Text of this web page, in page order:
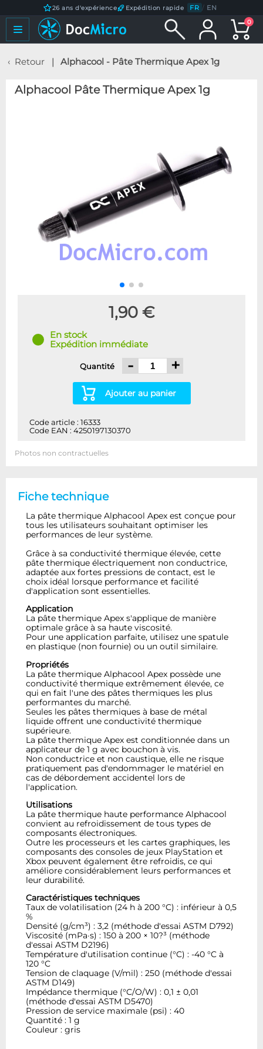
26 ans d'expérience Expédition rapide FR / EN
0
Retour Alphacool - Pâte Thermique Apex 1g
Alphacool Pâte Thermique Apex 1g
1,90 €
En stock
Expédition immédiate
Quantité - +
Ajouter au panier
Code article : 16333
Code EAN : 4250197130370
Photos non contractuelles
Fiche technique
La pâte thermique Alphacool Apex est conçue pour
tous les utilisateurs souhaitant optimiser les
performances de leur système.
Grâce à sa conductivité thermique élevée, cette
pâte thermique électriquement non conductrice,
adaptée aux fortes pressions de contact, est le
choix idéal lorsque performance et facilité
d'application sont essentielles.
Application
La pâte thermique Apex s'applique de manière
optimale grâce à sa haute viscosité.
Pour une application parfaite, utilisez une spatule
en plastique (non fournie) ou un outil similaire.
Propriétés
La pâte thermique Alphacool Apex possède une
conductivité thermique extrêmement élevée, ce
qui en fait l'une des pâtes thermiques les plus
performantes du marché.
Seules les pâtes thermiques à base de métal
liquide offrent une conductivité thermique
supérieure.
La pâte thermique Apex est conditionnée dans un
applicateur de 1 g avec bouchon à vis.
Non conductrice et non caustique, elle ne risque
pratiquement pas d'endommager le matériel en
cas de débordement accidentel lors de
l'application.
Utilisations
La pâte thermique haute performance Alphacool
convient au refroidissement de tous types de
composants électroniques.
Outre les processeurs et les cartes graphiques, les
composants des consoles de jeux PlayStation et
Xbox peuvent également être refroidis, ce qui
améliore considérablement leurs performances et
leur durabilité.
Caractéristiques techniques
Taux de volatilisation (24 h à 200 °C) : inférieur à 0,5
%
Densité (g/cm³) : 3,2 (méthode d'essai ASTM D792)
Viscosité (mPa·s) : 150 à 200 × 10?³ (méthode
d'essai ASTM D2196)
Température d'utilisation continue (°C) : -40 °C à
120 °C
Tension de claquage (V/mil) : 250 (méthode d'essai
ASTM D149)
Impédance thermique (°C/O/W) : 0,1 ± 0,01
(méthode d'essai ASTM D5470)
Pression de service maximale (psi) : 40
Quantité : 1 g
Couleur : gris